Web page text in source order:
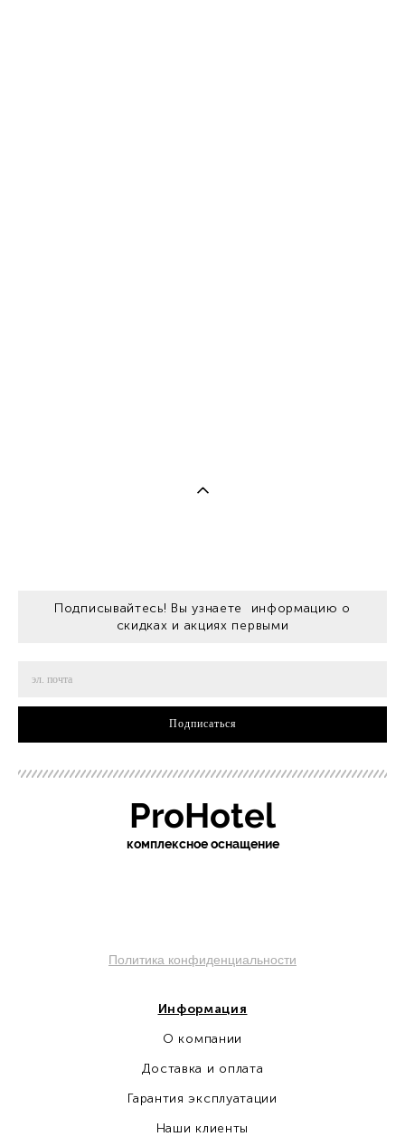
Подписывайтесь! Вы узнаете информацию о
скидках и акциях первыми
Подписаться
ProHotel
комплексное оснащение
Политика конфиденциальности
Информация
О компании
Доставка и оплата
Гарантия эксплуатации
Наши клиенты